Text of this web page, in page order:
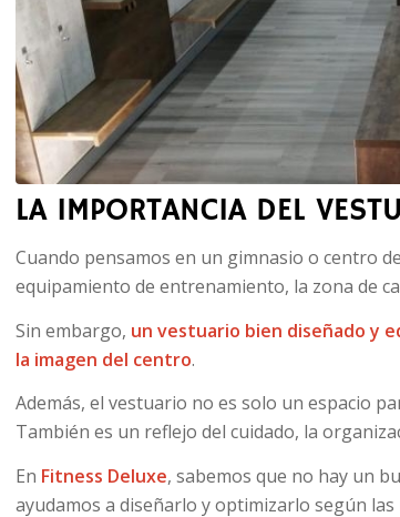
LA IMPORTANCIA DEL
Cuando pensamos en un gimnasio o centro
equipamiento de entrenamiento, la zona de
Sin embargo, un vestuario bien diseñado y
la imagen del centro.
Además, el vestuario no es solo un espacio
También es un reflejo del cuidado, la
En Fitness Deluxe, sabemos que no hay un
ayudamos a diseñarlo y optimizarlo según